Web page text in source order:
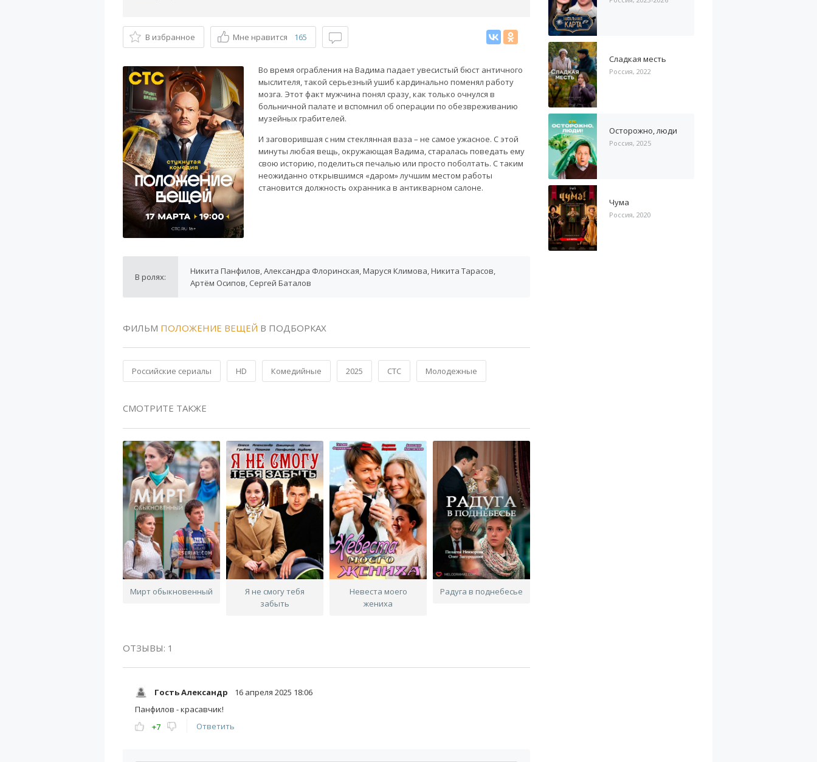
В избранное Мне нравится 165
Во время ограбления на Вадима падает увесистый бюст античного
мыслителя, такой серьезный ушиб кардинально поменял работу
мозга. Этот факт мужчина понял сразу, как только очнулся в
больничной палате и вспомнил об операции по обезвреживанию
музейных грабителей.
И заговорившая с ним стеклянная ваза – не самое ужасное. С этой
минуты любая вещь, окружающая Вадима, старалась поведать ему
свою историю, поделиться печалью или просто поболтать. С таким
неожиданно открывшимся «даром» лучшим местом работы
становится должность охранника в антикварном салоне.
В ролях:
Никита Панфилов, Александра Флоринская, Маруся Климова, Никита Тарасов,
Артём Осипов, Сергей Баталов
ФИЛЬМ ПОЛОЖЕНИЕ ВЕЩЕЙ В ПОДБОРКАХ
Российские сериалы HD Комедийные 2025 СТС Молодежные
СМОТРИТЕ ТАКЖЕ
Мирт обыкновенный
Я не смогу тебя
забыть
Невеста моего
жениха
Радуга в поднебесье
ОТЗЫВЫ: 1
Гость Александр
16 апреля 2025 18:06
Панфилов - красавчик!
+7
Ответить
Сладкая месть
Россия, 2022
Осторожно, люди
Россия, 2025
Чума
Россия, 2020